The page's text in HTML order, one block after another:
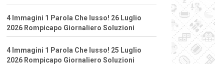
4 Immagini 1 Parola Che lusso! 26 Luglio
2026 Rompicapo Giornaliero Soluzioni
4 Immagini 1 Parola Che lusso! 25 Luglio
2026 Rompicapo Giornaliero Soluzioni